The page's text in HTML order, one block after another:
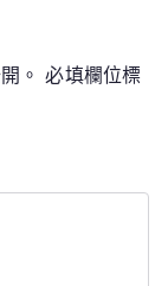
。 必填欄位標